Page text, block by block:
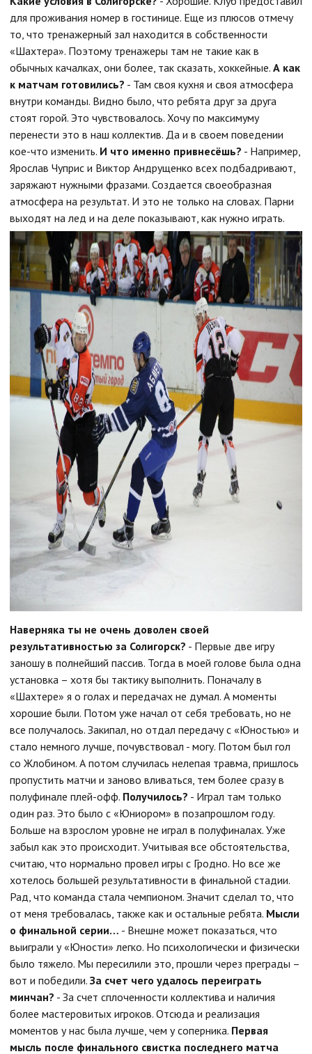
для проживания номер в гостинице. Еще из плюсов отмечу
то, что тренажерный зал находится в собственности
«Шахтера». Поэтому тренажеры там не такие как в
обычных качалках, они более, так сказать, хоккейные. А как
к матчам готовились? - Там своя кухня и своя атмосфера
внутри команды. Видно было, что ребята друг за друга
стоят горой. Это чувствовалось. Хочу по максимуму
перенести это в наш коллектив. Да и в своем поведении
кое-что изменить. И что именно привнесёшь? - Например,
Ярослав Чуприс и Виктор Андрущенко всех подбадривают,
заряжают нужными фразами. Создается своеобразная
атмосфера на результат. И это не только на словах. Парни
выходят на лед и на деле показывают, как нужно играть.
Наверняка ты не очень доволен своей
результативностью за Солигорск? - Первые две игру
заношу в полнейший пассив. Тогда в моей голове была одна
установка – хотя бы тактику выполнить. Поначалу в
«Шахтере» я о голах и передачах не думал. А моменты
хорошие были. Потом уже начал от себя требовать, но не
все получалось. Закипал, но отдал передачу с «Юностью» и
стало немного лучше, почувствовал - могу. Потом был гол
со Жлобином. А потом случилась нелепая травма, пришлось
пропустить матчи и заново вливаться, тем более сразу в
полуфинале плей-офф. Получилось? - Играл там только
один раз. Это было с «Юниором» в позапрошлом году.
Больше на взрослом уровне не играл в полуфиналах. Уже
забыл как это происходит. Учитывая все обстоятельства,
считаю, что нормально провел игры с Гродно. Но все же
хотелось большей результативности в финальной стадии.
Рад, что команда стала чемпионом. Значит сделал то, что
от меня требовалась, также как и остальные ребята. Мысли
о финальной серии… - Внешне может показаться, что
выиграли у «Юности» легко. Но психологически и физически
было тяжело. Мы пересилили это, прошли через преграды –
вот и победили. За счет чего удалось переиграть
минчан? - За счет сплоченности коллектива и наличия
более мастеровитых игроков. Отсюда и реализация
моментов у нас была лучше, чем у соперника. Первая
мысль после финального свистка последнего матча